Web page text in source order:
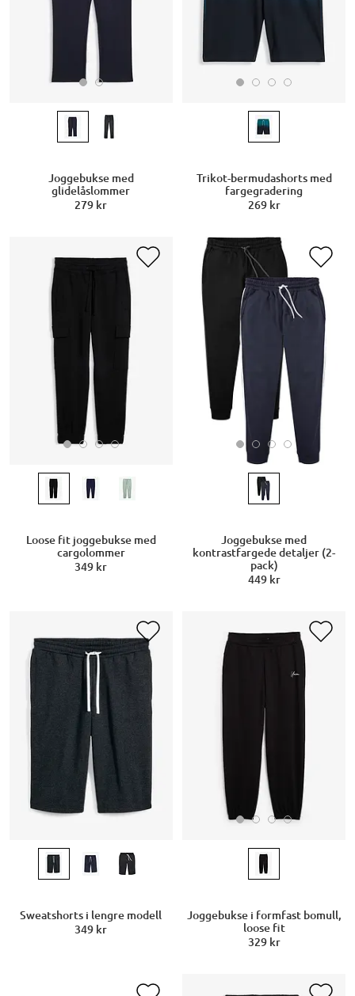
Joggebukse med
glidelåslommer
279 kr
Trikot-bermudashorts med
fargegradering
269 kr
Loose fit joggebukse med
cargolommer
349 kr
Joggebukse med
kontrastfargede detaljer (2-
pack)
449 kr
Sweatshorts i lengre modell
349 kr
Joggebukse i formfast bomull,
loose fit
329 kr